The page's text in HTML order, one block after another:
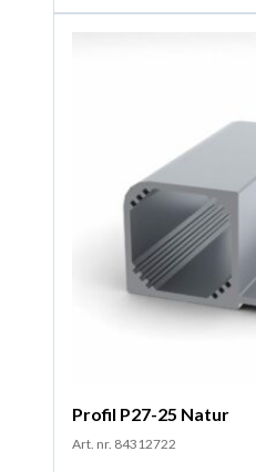
Profil P27-25 Natur
Art. nr. 84312722